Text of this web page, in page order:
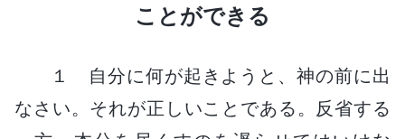
ことができる
１ 自分に何が起きようと、神の前に出
なさい。それが正しいことである。反省する